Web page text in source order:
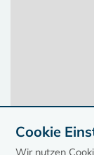
Cookie
Wir nutzen